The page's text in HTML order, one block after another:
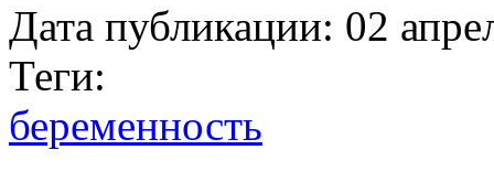
Дата публикации: 02
Теги:
беременность